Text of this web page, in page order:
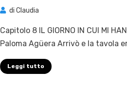
di Claudia
Capitolo 8 IL GIORNO IN CUI MI
Paloma Agüera Arrivò e la tavola
Leggi tutto